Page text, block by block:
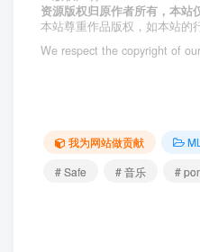
资源版权归原作者所有，本站
本站尊重作品版权，如本站的
We respect the copyright of
我为网站做贡献
# Safe
# 音乐 #